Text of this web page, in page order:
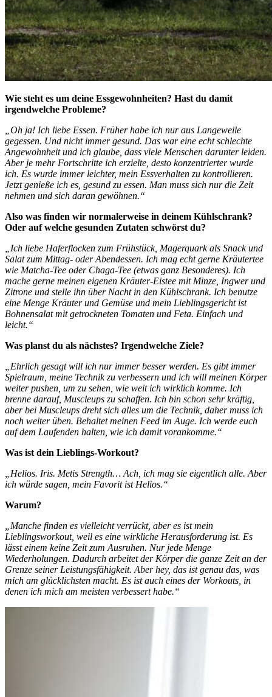
Wie steht es um deine Essgewohnheiten? Hast du damit
irgendwelche Probleme?
„Oh ja! Ich liebe Essen. Früher habe ich nur aus Langeweile
gegessen. Und nicht immer gesund. Das war eine echt schlechte
Angewohnheit und ich glaube, dass viele Menschen darunter leiden.
Aber je mehr Fortschritte ich erzielte, desto konzentrierter wurde
ich. Es wurde immer leichter, mein Essverhalten zu kontrollieren.
Jetzt genieße ich es, gesund zu essen. Man muss sich nur die Zeit
nehmen und sich daran gewöhnen.“
Also was finden wir normalerweise in deinem Kühlschrank?
Oder auf welche gesunden Zutaten schwörst du?
„Ich liebe Haferflocken zum Frühstück, Magerquark als Snack und
Salat zum Mittag- oder Abendessen. Ich mag echt gerne Kräutertee
wie Matcha-Tee oder Chaga-Tee (etwas ganz Besonderes). Ich
mache gerne meinen eigenen Kräuter-Eistee mit Minze, Ingwer und
Zitrone und stelle ihn über Nacht in den Kühlschrank. Ich benutze
eine Menge Kräuter und Gemüse und mein Lieblingsgericht ist
Bohnensalat mit getrockneten Tomaten und Feta. Einfach und
leicht.“
Was planst du als nächstes? Irgendwelche Ziele?
„Ehrlich gesagt will ich nur immer besser werden. Es gibt immer
Spielraum, meine Technik zu verbessern und ich will meinen Körper
weiter pushen, um zu sehen, wie weit ich wirklich komme. Ich
brenne darauf, Muscleups zu schaffen. Ich bin schon sehr kräftig,
aber bei Muscleups dreht sich alles um die Technik, daher muss ich
noch weiter üben. Behaltet meinen Feed im Auge. Ich werde euch
auf dem Laufenden halten, wie ich damit vorankomme.“
Was ist dein Lieblings-Workout?
„Helios. Iris. Metis Strength… Ach, ich mag sie eigentlich alle. Aber
ich würde sagen, mein Favorit ist Helios.“
Warum?
„Manche finden es vielleicht verrückt, aber es ist mein
Lieblingsworkout, weil es eine wirkliche Herausforderung ist. Es
lässt einem keine Zeit zum Ausruhen. Nur jede Menge
Wiederholungen. Dadurch arbeitet der Körper die ganze Zeit an der
Grenze seiner Leistungsfähigkeit. Aber hey, das ist genau das, was
mich am glücklichsten macht. Es ist auch eines der Workouts, in
denen ich mich am meisten verbessert habe.“